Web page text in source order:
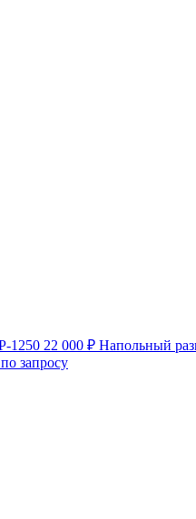
1250 22 000 ₽ Напольный
запросу